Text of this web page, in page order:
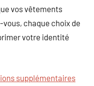
vos vêtements
chaque choix de
votre identité
supplémentaires